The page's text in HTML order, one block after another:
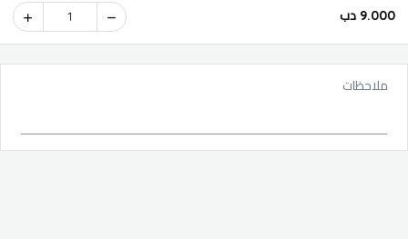
البشرة الدهنية 40مل
9.000 دب 1
ملاحظات